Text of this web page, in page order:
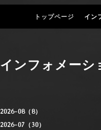
トップページ イン
2026-08（8）
2026-07（30）
インフォメーシ